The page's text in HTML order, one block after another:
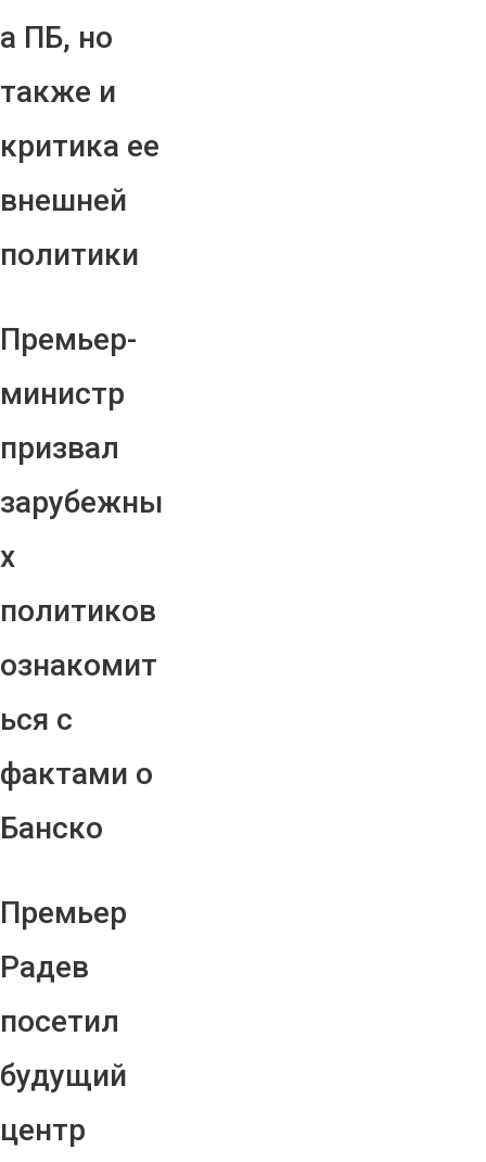
а ПБ, но
также и
критика ее
внешней
политики
Премьер-
министр
призвал
зарубежны
х
политиков
ознакомит
ься с
фактами о
Банско
Премьер
Радев
посетил
будущий
центр